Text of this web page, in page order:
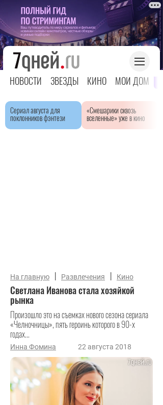
НОВОСТИ ЗВЕЗДЫ КИНО МОЙ ДОМ
Сериал августа для
поклонников фэнтези
«Смешарики сквозь
вселенные» уже в кино
На главную | Развлечения | Кино
Светлана Иванова стала хозяйкой
рынка
Произошло это на съемках нового сезона сериала
«Челночницы», пять героинь которого в 90-х
годах...
Инна Фомина 22 августа 2018